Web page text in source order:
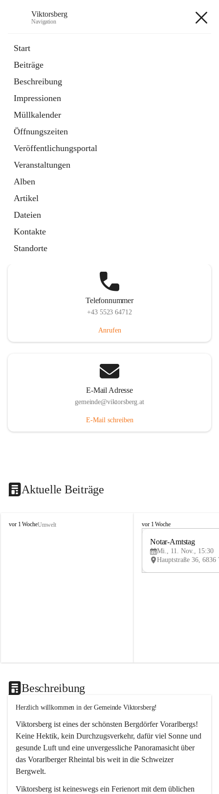
Viktorsberg
Navigation
Start
Beiträge
Beschreibung
Impressionen
Müllkalender
Öffnungszeiten
Veröffentlichungsportal
Veranstaltungen
Alben
Artikel
Dateien
Kontakte
Standorte
1 Schnellzugriff
Bürgerservice
10 Schnellzugriffe
Telefonnummer
+43 5523 64712
Anrufen
E-Mail Adresse
gemeinde@viktorsberg.at
E-Mail schreiben
Aktuelle Beiträge
V
vor 1 WocheUmwelt
V
vor 1 Woche
Notar-Amtstag
Mi., 11. Nov., 15:30
Beschreibung
Herzlich willkommen in der Gemeinde Viktorsberg!
Viktorsberg ist eines der schönsten Bergdörfer Vorarlbergs!
Keine Hektik, kein Durchzugsverkehr, dafür viel Sonne und
gesunde Luft und eine unvergessliche Panoramasicht über
das Vorarlberger Rheintal bis weit in die Schweizer
Bergwelt.
Viktorsberg ist keineswegs ein Ferienort mit dem üblichen